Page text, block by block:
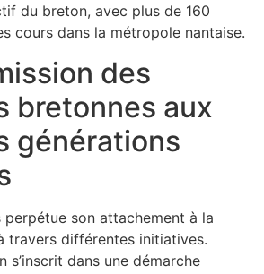
du breton, avec plus de 160
cours dans la métropole nantaise.
des
bretonnes aux
générations
perpétue son attachement à la
travers différentes initiatives.
s’inscrit dans une démarche